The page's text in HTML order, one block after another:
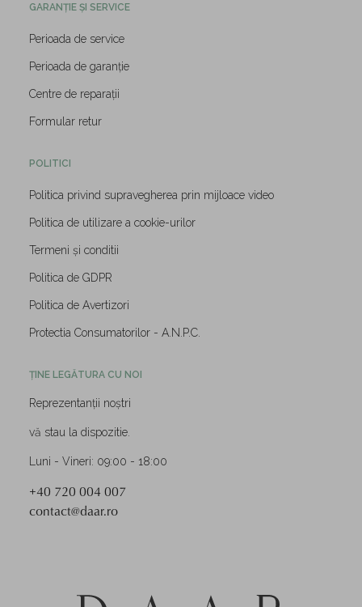
GARANȚIE ȘI SERVICE
Perioada de service
Perioada de garanție
Centre de reparații
Formular retur
POLITICI
Politica privind supravegherea prin mijloace video
Politica de utilizare a cookie-urilor
Termeni și conditii
Politica de GDPR
Politica de Avertizori
Protectia Consumatorilor - A.N.P.C.
ȚINE LEGĂTURA CU NOI
Reprezentanții noștri
vă stau la dispozitie.
Luni - Vineri: 09:00 - 18:00
+40 720 004 007
contact@daar.ro